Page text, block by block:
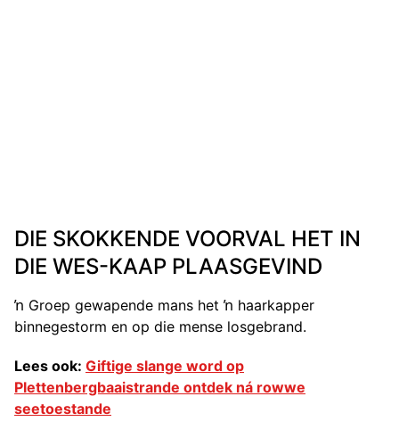
DIE SKOKKENDE VOORVAL HET IN
DIE WES-KAAP PLAASGEVIND
ŉ Groep gewapende mans het ŉ haarkapper
binnegestorm en op die mense losgebrand.
Lees ook: Giftige slange word op
Plettenbergbaaistrande ontdek ná rowwe
seetoestande